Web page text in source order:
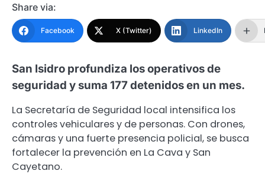
Share via:
Facebook X (Twitter) LinkedIn
San Isidro profundiza los operativos de
seguridad y suma 177 detenidos en un mes.
La Secretaría de Seguridad local intensifica los
controles vehiculares y de personas. Con drones,
cámaras y una fuerte presencia policial, se busca
fortalecer la prevención en La Cava y San
Cayetano.